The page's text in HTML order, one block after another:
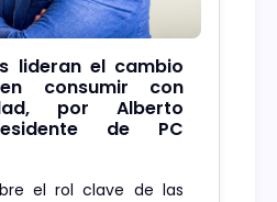
lideran el cambio
consumir con
por Alberto
de PC
el rol clave de las